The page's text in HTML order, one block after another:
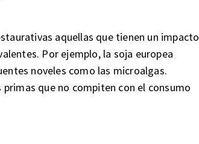
aquellas que tienen un impacto
Por ejemplo, la soja europea
noveles como las microalgas.
que no compiten con el consumo